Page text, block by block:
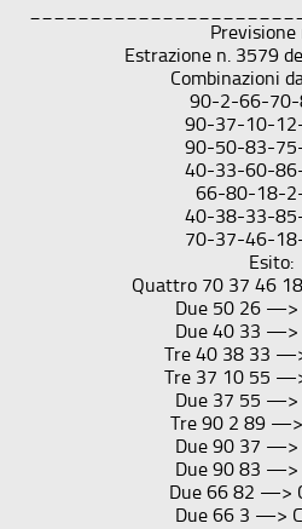
Previsione
Estrazione n. 3579
Combinazioni
90-2-66-
90-37-10-
90-50-83-
40-33-60-
66-80-18-
40-38-33-
70-37-46-
Esito:
Quattro 70 37 46
Due 50 26 —>
Due 40 33 —>
Tre 40 38 33
Tre 37 10 55
Due 37 55 —>
Tre 90 2 89 —>
Due 90 37 —>
Due 90 83 —>
Due 66 82 —>
Due 66 3 —>